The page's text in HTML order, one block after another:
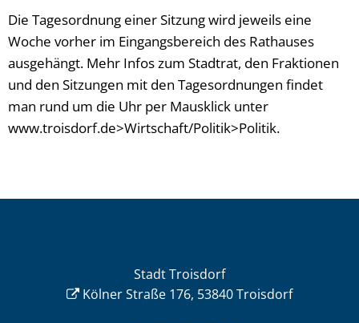
Die Tagesordnung einer Sitzung wird jeweils eine
Woche vorher im Eingangsbereich des Rathauses
ausgehängt. Mehr Infos zum Stadtrat, den Fraktionen
und den Sitzungen mit den Tagesordnungen findet
man rund um die Uhr per Mausklick unter
www.troisdorf.de>Wirtschaft/Politik>Politik.
Stadt Troisdorf
Kölner Straße 176, 53840 Troisdorf